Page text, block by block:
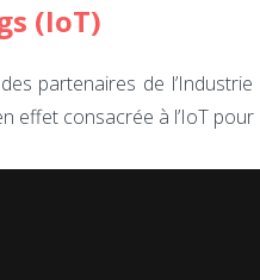
(IoT)
partenaires de
effet consacrée à l’IoT